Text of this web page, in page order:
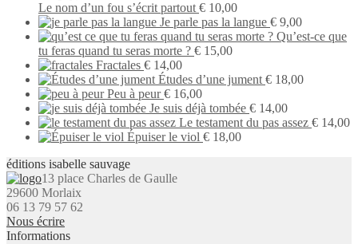
Le nom d’un fou s’écrit partout € 10,00
Je parle pas la langue € 9,00
Qu’est-ce que
tu feras quand tu seras morte ? € 15,00
Fractales € 14,00
Études d’une jument € 18,00
Peu à peur € 16,00
Je suis déjà tombée € 14,00
Le testament du pas assez € 14,00
Épuiser le viol € 18,00
éditions isabelle sauvage
13 place Charles de Gaulle
29600 Morlaix
06 13 79 57 62
Nous écrire
Informations